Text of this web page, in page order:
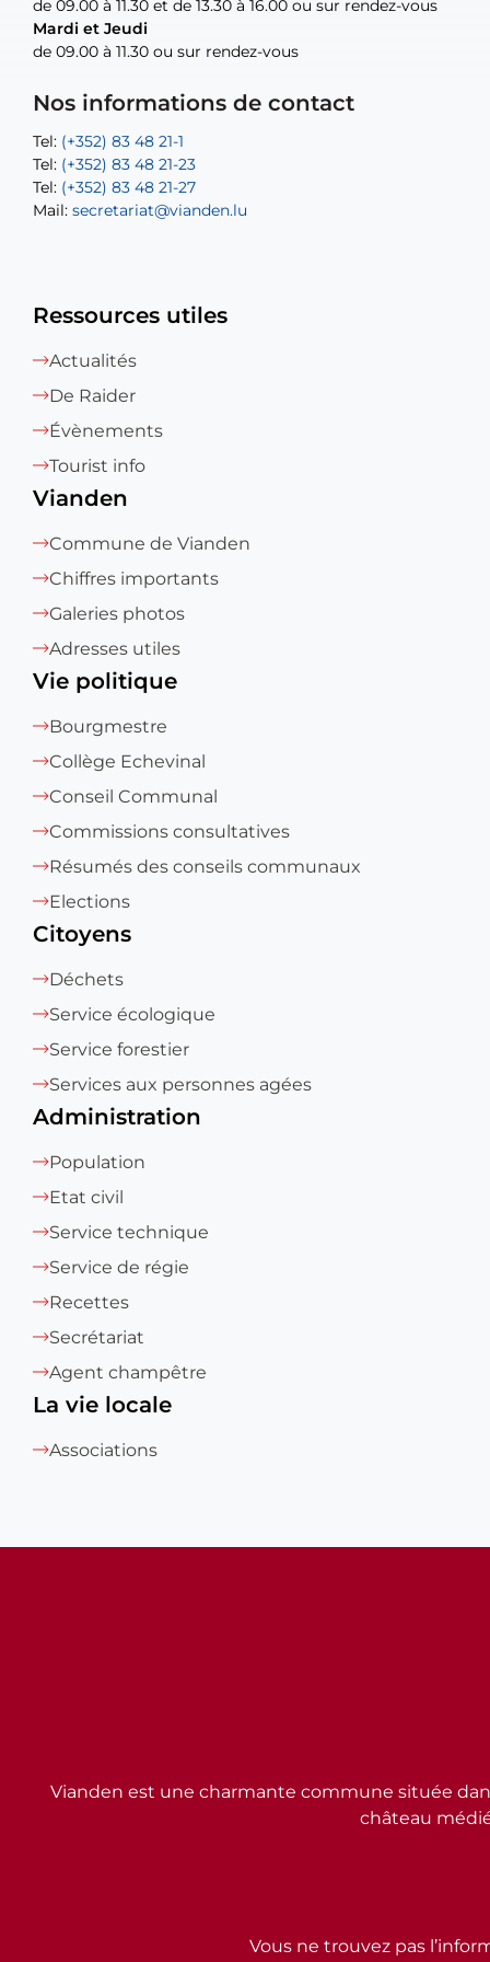
de 09.00 à 11.30 et de 13.30 à 16.00 ou sur rendez-vous
Mardi et Jeudi
de 09.00 à 11.30 ou sur rendez-vous
Nos informations de contact
Tel: (+352) 83 48 21-1
Tel: (+352) 83 48 21-23
Tel: (+352) 83 48 21-27
Mail: secretariat@vianden.lu
de 09.00 à 11.30 et de 13.30 à 16.00 ou sur rendez-vous
Mardi et Jeudi
de 09.00 à 11.30 ou sur rendez-vous
Tel: (+352) 83 48 21-20
Tel: (+352) 83 48 21-22
Mail:sofia.carvalho@vianden.lu
Mail: diane.storn@vianden.lu
Mail:recette@vianden.lu
Tel:(+352) 83 48 21-31
Tel:Permanence (Fuite d’eau) : 83 48 21 61
Ressources utiles
Actualités
De Raider
Évènements
Tourist info
Vianden
Commune de Vianden
Chiffres importants
Galeries photos
Adresses utiles
Vie politique
Bourgmestre
Collège Echevinal
Conseil Communal
Commissions consultatives
Résumés des conseils communaux
Elections
Citoyens
Déchets
Service écologique
Service forestier
Services aux personnes agées
Administration
Population
Etat civil
Service technique
Service de régie
Recettes
Secrétariat
Agent champêtre
La vie locale
Associations
Vous ne trouvez pas
Vianden est une charmante commune située
château